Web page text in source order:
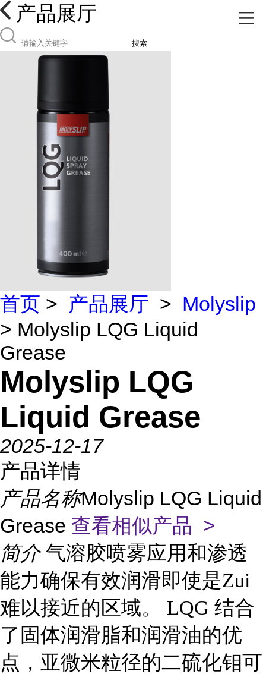
产品展厅
搜索
首页 > 产品展厅 > Molyslip
> Molyslip LQG Liquid
Grease
Molyslip LQG
Liquid Grease
2025-12-17
产品详情
产品名称Molyslip LQG Liquid
Grease 查看相似产品 >
简介 气溶胶喷雾应用和渗透
能力确保有效润滑即使是Zui
难以接近的区域。 LQG 结合
了固体润滑脂和润滑油的优
点，亚微米粒径的二硫化钼可